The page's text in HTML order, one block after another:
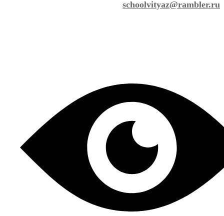
schoolvityaz@rambler.ru